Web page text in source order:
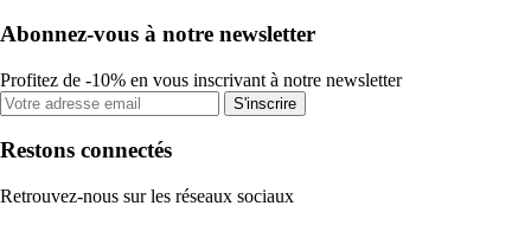
Abonnez-vous à notre newsletter
Profitez de -10% en vous inscrivant à notre newsletter
S'inscrire
Restons connectés
Retrouvez-nous sur les réseaux sociaux